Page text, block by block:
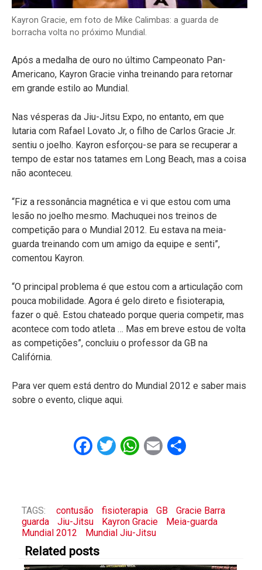
Kayron Gracie, em foto de Mike Calimbas: a guarda de
borracha volta no próximo Mundial.
Após a medalha de ouro no último Campeonato Pan-
Americano, Kayron Gracie vinha treinando para retornar
em grande estilo ao Mundial.
Nas vésperas da Jiu-Jitsu Expo, no entanto, em que
lutaria com Rafael Lovato Jr, o filho de Carlos Gracie Jr.
sentiu o joelho. Kayron esforçou-se para se recuperar a
tempo de estar nos tatames em Long Beach, mas a coisa
não aconteceu.
“Fiz a ressonância magnética e vi que estou com uma
lesão no joelho mesmo. Machuquei nos treinos de
competição para o Mundial 2012. Eu estava na meia-
guarda treinando com um amigo da equipe e senti”,
comentou Kayron.
“O principal problema é que estou com a articulação com
pouca mobilidade. Agora é gelo direto e fisioterapia,
fazer o quê. Estou chateado porque queria competir, mas
acontece com todo atleta … Mas em breve estou de volta
as competições”, concluiu o professor da GB na
Califórnia.
Para ver quem está dentro do Mundial 2012 e saber mais
sobre o evento, clique aqui.
Facebook
Twitter
WhatsApp
EmailShare
TAGS: contusão fisioterapia GB
Gracie Barra
guarda
Jiu-Jitsu Kayron Gracie
Meia-guarda
Mundial 2012
Mundial Jiu-Jitsu
Related posts